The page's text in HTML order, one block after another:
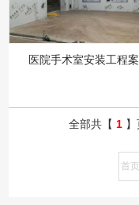
医院手术室安装工程案
全部共【 1
首页